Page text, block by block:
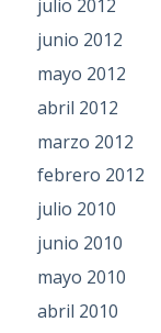
julio 2012
junio 2012
mayo 2012
abril 2012
marzo 2012
febrero 2012
julio 2010
junio 2010
mayo 2010
abril 2010